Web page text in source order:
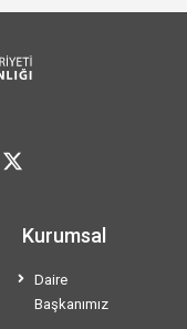
Kurumsal
Daire
Başkanımız